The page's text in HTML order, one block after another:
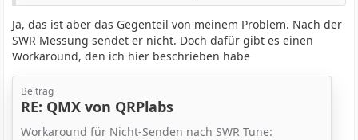
Hi Kevin
A bug yes, i think so too... Please work around it until I
73 Hans G0UPL
Ja, das ist aber das Gegenteil von meinem Problem. Nach der
SWR Messung sendet er nicht. Doch dafür gibt es einen
Workaround, den ich hier beschrieben habe
Beitrag
RE: QMX von QRPlabs
Workaround für Nicht-Senden nach SWR Tune: